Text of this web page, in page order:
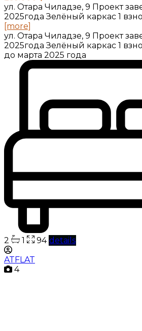
ул. Отара Чиладзе, 9 Проект
2025года Зелёный каркас 1
[more]
ул. Отара Чиладзе, 9 Проект
2025года Зелёный каркас 1
до марта 2025 года
2 1 94 details
ATFLAT
4